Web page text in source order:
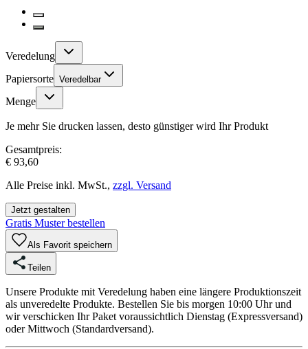
Veredelung
Papiersorte Veredelbar
Menge
Je mehr Sie drucken lassen, desto günstiger wird Ihr Produkt
Gesamtpreis:
€ 93,60
Alle Preise inkl. MwSt., zzgl. Versand
Jetzt gestalten
Gratis Muster bestellen
Als Favorit speichern
Teilen
Unsere Produkte mit Veredelung haben eine längere Produktionszeit
als unveredelte Produkte. Bestellen Sie bis morgen 10:00 Uhr und
wir verschicken Ihr Paket voraussichtlich Dienstag (Expressversand)
oder Mittwoch (Standardversand).